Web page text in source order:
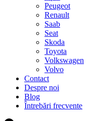
Peugeot
Renault
Saab
Seat
Skoda
Toyota
Volkswagen
Volvo
Contact
Despre noi
Blog
Întrebări frecvente